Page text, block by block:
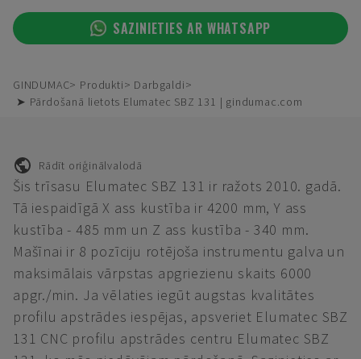
SAZINIETIES AR WHATSAPP
GINDUMAC Produkti
Darbgaldi
➤ Pārdošanā lietots Elumatec SBZ 131 | gindumac.com
Rādīt oriģinālvalodā
Šis trīsasu Elumatec SBZ 131 ir ražots 2010. gadā.
Tā iespaidīgā X ass kustība ir 4200 mm, Y ass
kustība - 485 mm un Z ass kustība - 340 mm.
Mašīnai ir 8 pozīciju rotējoša instrumentu galva un
maksimālais vārpstas apgriezienu skaits 6000
apgr./min. Ja vēlaties iegūt augstas kvalitātes
profilu apstrādes iespējas, apsveriet Elumatec SBZ
131 CNC profilu apstrādes centru Elumatec SBZ